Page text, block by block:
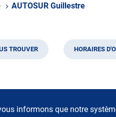
CENTRE
AUTOSUR Guillestre
TROUVER HORAIRES
informons que notre